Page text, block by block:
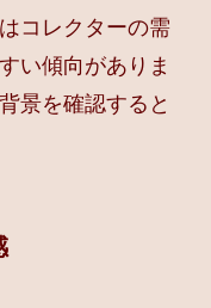
コレクターの需
い傾向がありま
景を確認すると